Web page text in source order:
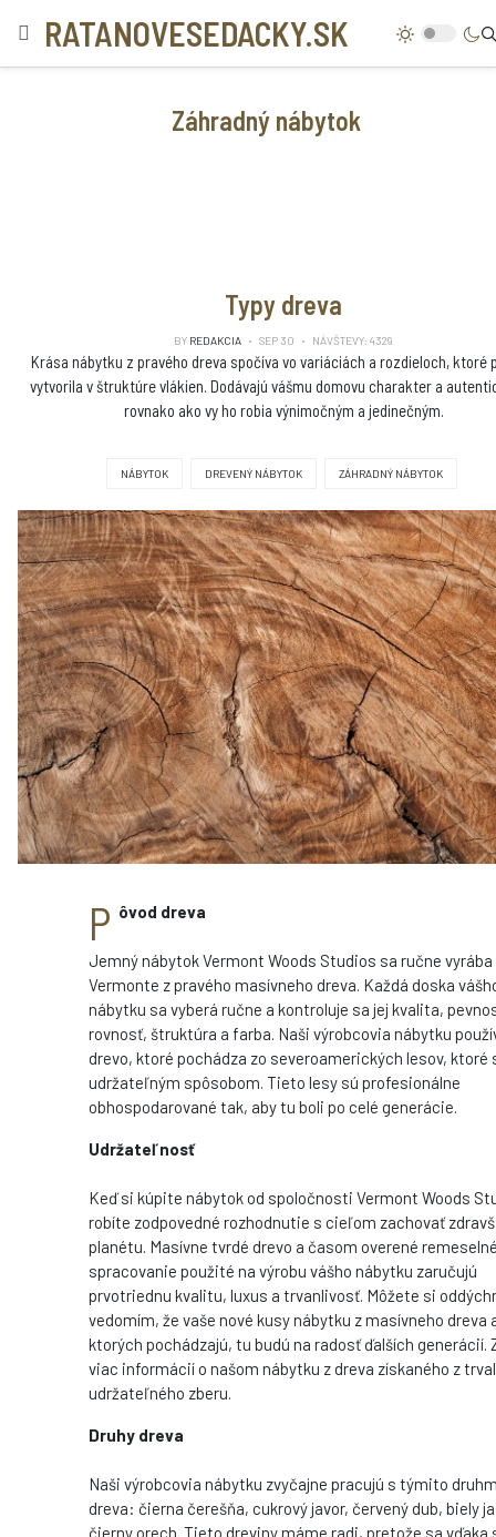
RATANOVESEDACKY.SK
Záhradný nábytok
Typy dreva
BY REDAKCIA SEP 30 NÁVŠTEVY: 4329
Krása nábytku z pravého dreva spočíva vo variáciách a rozdieloch, ktoré
vytvorila v štruktúre vlákien. Dodávajú vášmu domovu charakter a
rovnako ako vy ho robia výnimočným a jedinečným.
NÁBYTOK DREVENÝ NÁBYTOK ZÁHRADNÝ NÁBYTOK
P ôvod dreva
Jemný nábytok Vermont Woods Studios sa ručne vyrába
Vermonte z pravého masívneho dreva. Každá doska
nábytku sa vyberá ručne a kontroluje sa jej kvalita,
rovnosť, štruktúra a farba. Naši výrobcovia nábytku
drevo, ktoré pochádza zo severoamerických lesov, ktoré
udržateľným spôsobom. Tieto lesy sú profesionálne
obhospodarované tak, aby tu boli po celé generácie.
Udržateľnosť
Keď si kúpite nábytok od spoločnosti Vermont Woods
robíte zodpovedné rozhodnutie s cieľom zachovať
planétu. Masívne tvrdé drevo a časom overené
spracovanie použité na výrobu vášho nábytku zaručujú
prvotriednu kvalitu, luxus a trvanlivosť. Môžete si
vedomím, že vaše nové kusy nábytku z masívneho dreva
ktorých pochádzajú, tu budú na radosť ďalších generácií.
viac informácií o našom nábytku z dreva získaného z
udržateľného zberu.
Druhy dreva
Naši výrobcovia nábytku zvyčajne pracujú s týmito
dreva: čierna čerešňa, cukrový javor, červený dub, biely
čierny orech. Tieto dreviny máme radi, pretože sa vďaka